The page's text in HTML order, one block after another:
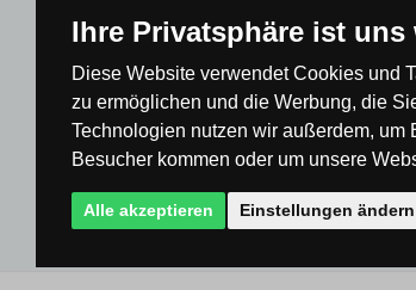
Ihre Privatsphäre ist uns
Diese Website verwendet Cookies und
zu ermöglichen und die Werbung, die
Technologien nutzen wir außerdem, um
Besucher kommen oder um unsere
Alle akzeptieren Einstellungen ändern